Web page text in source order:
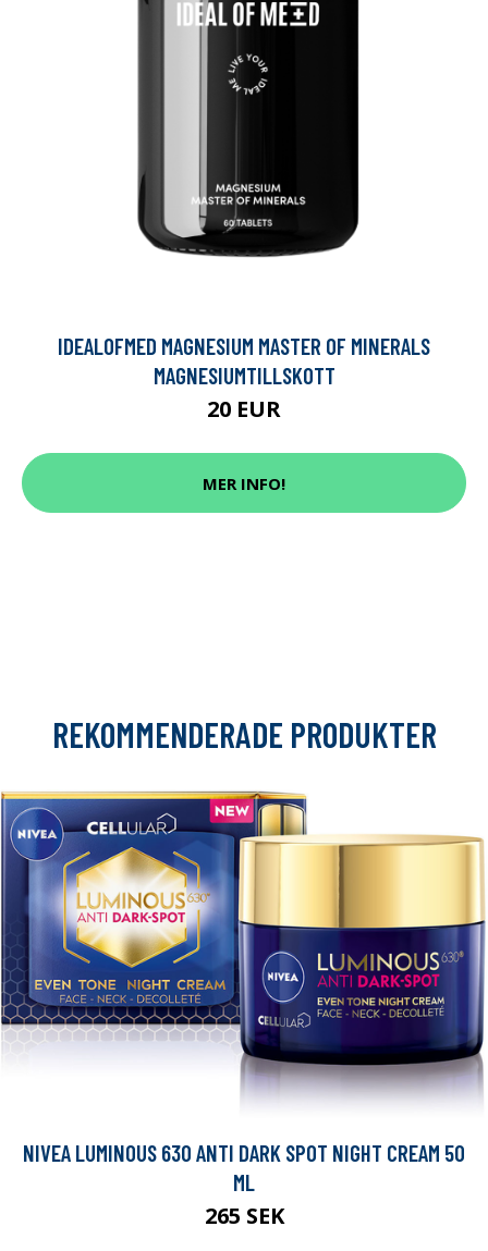
IDEALOFMED MAGNESIUM MASTER OF MINERALS
MAGNESIUMTILLSKOTT
20 EUR
MER INFO!
REKOMMENDERADE PRODUKTER
NIVEA LUMINOUS 630 ANTI DARK SPOT NIGHT CREAM 50
ML
265 SEK